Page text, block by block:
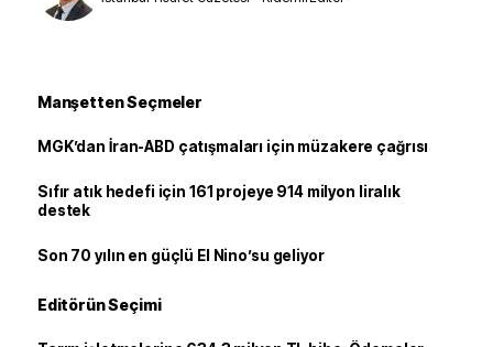
Manşetten Seçmeler
MGK’dan İran-ABD çatışmaları için müzakere çağrısı
Sıfır atık hedefi için 161 projeye 914 milyon liralık
destek
Son 70 yılın en güçlü El Nino’su geliyor
Editörün Seçimi